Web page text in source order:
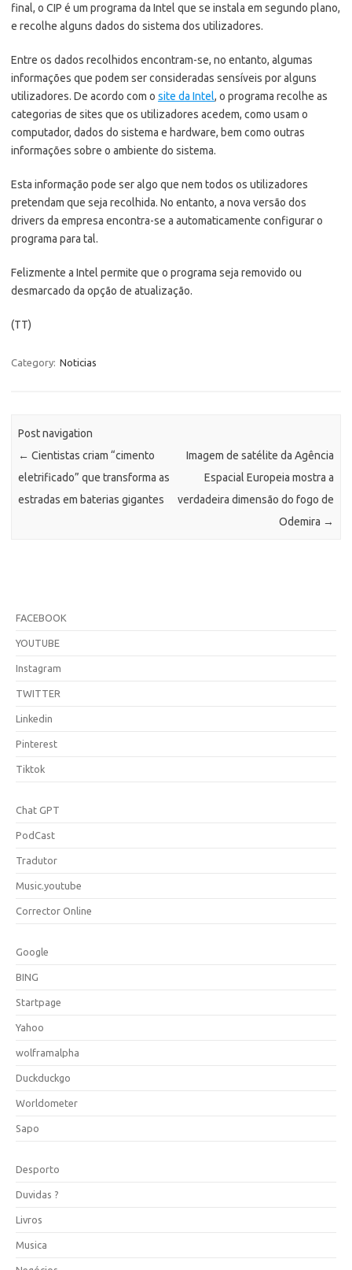
final, o CIP é um programa da Intel que se instala em segundo plano,
e recolhe alguns dados do sistema dos utilizadores.
Entre os dados recolhidos encontram-se, no entanto, algumas
informações que podem ser consideradas sensíveis por alguns
utilizadores. De acordo com o site da Intel, o programa recolhe as
categorias de sites que os utilizadores acedem, como usam o
computador, dados do sistema e hardware, bem como outras
informações sobre o ambiente do sistema.
Esta informação pode ser algo que nem todos os utilizadores
pretendam que seja recolhida. No entanto, a nova versão dos
drivers da empresa encontra-se a automaticamente configurar o
programa para tal.
Felizmente a Intel permite que o programa seja removido ou
desmarcado da opção de atualização.
(TT)
Category: Noticias
Post navigation
← Cientistas criam “cimento
eletrificado” que transforma as
estradas em baterias gigantes
Imagem de satélite da Agência
Espacial Europeia mostra a
verdadeira dimensão do fogo de
Odemira →
FACEBOOK
YOUTUBE
Instagram
TWITTER
Linkedin
Pinterest
Tiktok
Chat GPT
PodCast
Tradutor
Music.youtube
Corrector Online
Google
BING
Startpage
Yahoo
wolframalpha
Duckduckgo
Worldometer
Sapo
Desporto
Duvidas ?
Livros
Musica